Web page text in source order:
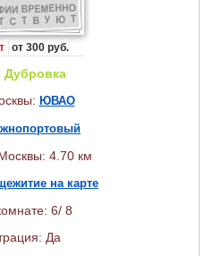
от 300 руб.
Дубровка
ЮВАО
4.70 км
на карте
6/ 8
Да